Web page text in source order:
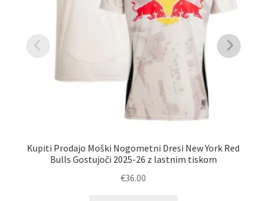
Kupiti Prodajo Moški Nogometni Dresi New York Red
Bulls Gostujoči 2025-26 z lastnim tiskom
€36.00